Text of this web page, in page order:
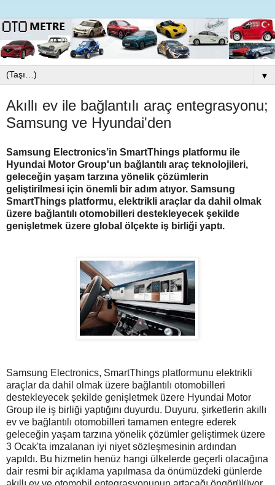
▼
Akıllı ev ile bağlantılı araç entegrasyonu;
Samsung ve Hyundai'den
Samsung Electronics’in SmartThings platformu ile
Hyundai Motor Group'un bağlantılı araç teknolojileri,
geleceğin yaşam tarzına yönelik çözümlerin
geliştirilmesi için önemli bir adım atıyor. Samsung
SmartThings platformu, elektrikli araçlar da dahil olmak
üzere bağlantılı otomobilleri destekleyecek şekilde
genişletmek üzere global ölçekte iş birliği yaptı.
Samsung Electronics, SmartThings platformunu elektrikli
araçlar da dahil olmak üzere bağlantılı otomobilleri
destekleyecek şekilde genişletmek üzere Hyundai Motor
Group ile iş birliği yaptığını duyurdu. Duyuru, şirketlerin akıllı
ev ve bağlantılı otomobilleri tamamen entegre ederek
geleceğin yaşam tarzına yönelik çözümler geliştirmek üzere
3 Ocak'ta imzalanan iyi niyet sözleşmesinin ardından
yapıldı. Bu hizmetin henüz hangi ülkelerde geçerli olacağına
dair resmi bir açıklama yapılmasa da önümüzdeki günlerde